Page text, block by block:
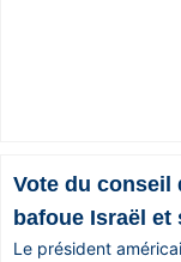
Vote du conseil
bafoue Israël et
Le président